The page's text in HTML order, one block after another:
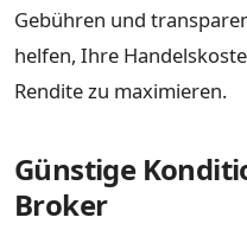
Gebühren und
helfen, Ihre
Rendite zu maximieren.
Günstige
Broker